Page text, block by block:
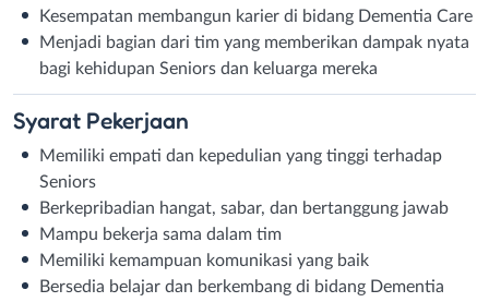
Kesempatan membangun karier di bidang Dementia Care
Menjadi bagian dari tim yang memberikan dampak nyata
bagi kehidupan Seniors dan keluarga mereka
Syarat Pekerjaan
Memiliki empati dan kepedulian yang tinggi terhadap
Seniors
Berkepribadian hangat, sabar, dan bertanggung jawab
Mampu bekerja sama dalam tim
Memiliki kemampuan komunikasi yang baik
Bersedia belajar dan berkembang di bidang Dementia